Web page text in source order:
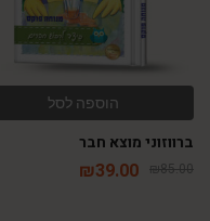
הוספה לסל
ברווזוני מוצא חבר
₪85.00
₪39.00